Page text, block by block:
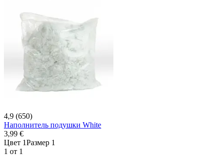
4,9 (650)
Наполнитель подушки White
3,99 €
Цвет 1Размер 1
1 от 1